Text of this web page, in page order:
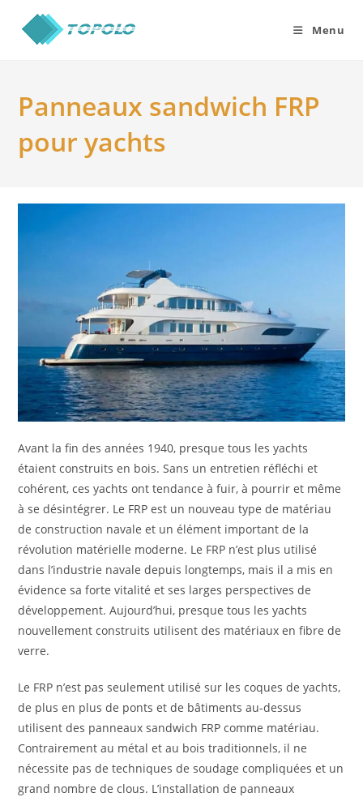
content
Menu
Panneaux sandwich FRP
pour yachts
Avant la fin des années 1940, presque tous les yachts
étaient construits en bois. Sans un entretien réfléchi et
cohérent, ces yachts ont tendance à fuir, à pourrir et même
à se désintégrer. Le FRP est un nouveau type de matériau
de construction navale et un élément important de la
révolution matérielle moderne. Le FRP n’est plus utilisé
dans l’industrie navale depuis longtemps, mais il a mis en
évidence sa forte vitalité et ses larges perspectives de
développement. Aujourd’hui, presque tous les yachts
nouvellement construits utilisent des matériaux en fibre de
verre.
Le FRP n’est pas seulement utilisé sur les coques de yachts,
de plus en plus de ponts et de bâtiments au-dessus
utilisent des panneaux sandwich FRP comme matériau.
Contrairement au métal et au bois traditionnels, il ne
nécessite pas de techniques de soudage compliquées et un
grand nombre de clous. L’installation de panneaux